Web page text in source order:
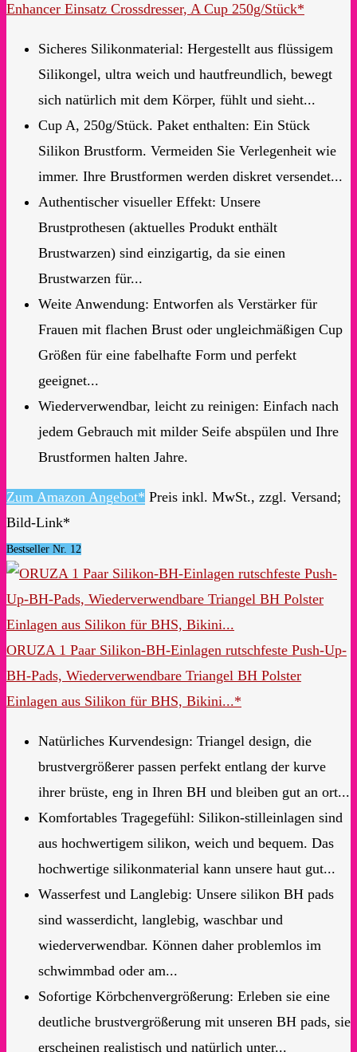
Enhancer Einsatz Crossdresser, A Cup 250g/Stück*
Sicheres Silikonmaterial: Hergestellt aus flüssigem
Silikongel, ultra weich und hautfreundlich, bewegt
sich natürlich mit dem Körper, fühlt und sieht...
Cup A, 250g/Stück. Paket enthalten: Ein Stück
Silikon Brustform. Vermeiden Sie Verlegenheit wie
immer. Ihre Brustformen werden diskret versendet...
Authentischer visueller Effekt: Unsere
Brustprothesen (aktuelles Produkt enthält
Brustwarzen) sind einzigartig, da sie einen
Brustwarzen für...
Weite Anwendung: Entworfen als Verstärker für
Frauen mit flachen Brust oder ungleichmäßigen Cup
Größen für eine fabelhafte Form und perfekt
geeignet...
Wiederverwendbar, leicht zu reinigen: Einfach nach
jedem Gebrauch mit milder Seife abspülen und Ihre
Brustformen halten Jahre.
Zum Amazon Angebot* Preis inkl. MwSt., zzgl. Versand;
Bild-Link*
Bestseller Nr. 12
ORUZA 1 Paar Silikon-BH-Einlagen rutschfeste Push-Up-
BH-Pads, Wiederverwendbare Triangel BH Polster
Einlagen aus Silikon für BHS, Bikini...*
Natürliches Kurvendesign: Triangel design, die
brustvergrößerer passen perfekt entlang der kurve
ihrer brüste, eng in Ihren BH und bleiben gut an ort...
Komfortables Tragegefühl: Silikon-stilleinlagen sind
aus hochwertigem silikon, weich und bequem. Das
hochwertige silikonmaterial kann unsere haut gut...
Wasserfest und Langlebig: Unsere silikon BH pads
sind wasserdicht, langlebig, waschbar und
wiederverwendbar. Können daher problemlos im
schwimmbad oder am...
Sofortige Körbchenvergrößerung: Erleben sie eine
deutliche brustvergrößerung mit unseren BH pads, sie
erscheinen realistisch und natürlich unter...